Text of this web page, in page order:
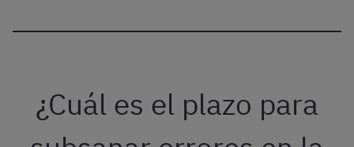
¿Cuál es el plazo para